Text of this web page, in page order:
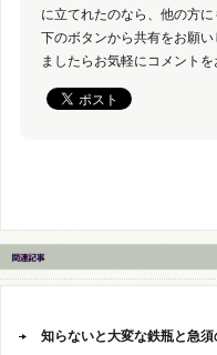
に立てれたのなら、他の方に
下のボタンから共有をお願
ましたらお気軽にコメントを
知らないと大変な鉄瓶と急